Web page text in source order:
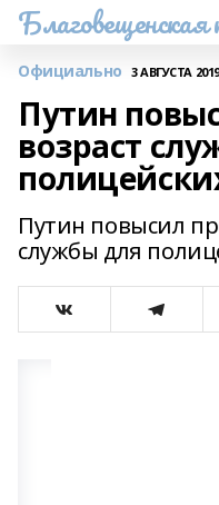
Официально 3 АВГУСТА
Путин
возраст
Путин повысил
службы для